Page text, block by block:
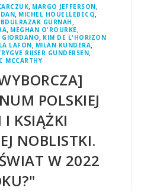
, MARGO JEFFERSON,
, MICHEL HOUELLEBECQ,
GURNAH ,
, MEGHAN O'ROURKE,
, KIM DE L'HORIZON
LAFON, MILAN KUNDERA,
RIISER GUNDERSEN,
MCCARTHY
POLSKIEJ
I KSIĄŻKI
NOBLISTKI.
W 2022